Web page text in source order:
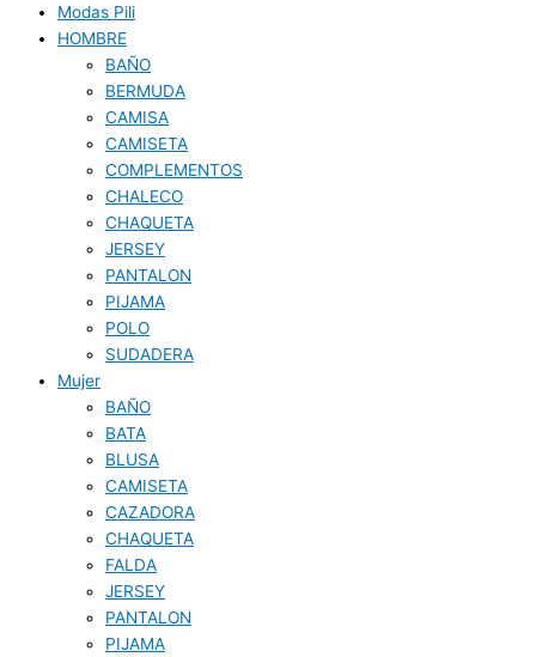
Modas Pili
HOMBRE
BAÑO
BERMUDA
CAMISA
CAMISETA
COMPLEMENTOS
CHALECO
CHAQUETA
JERSEY
PANTALON
PIJAMA
POLO
SUDADERA
Mujer
BAÑO
BATA
BLUSA
CAMISETA
CAZADORA
CHAQUETA
FALDA
JERSEY
PANTALON
PIJAMA